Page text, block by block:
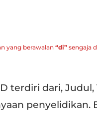
yang berawalan “di” sengaja
terdiri dari, Judul,
penyelidikan.